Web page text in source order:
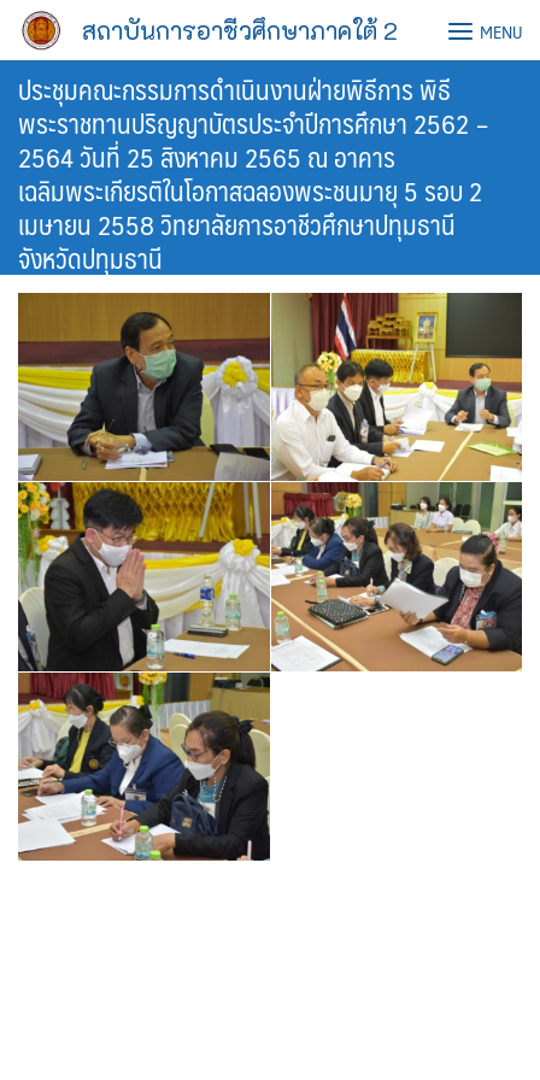
Skip
content
สถาบันการอาชีวศึกษาภาคใต้ 2 MENU
ประชุมคณะกรรมการดำเนินงานฝ่ายพิธีการ พิธี
พระราชทานปริญญาบัตรประจำปีการศึกษา 2562 –
2564 วันที่ 25 สิงหาคม 2565 ณ อาคาร
เฉลิมพระเกียรติในโอกาสฉลองพระชนมายุ 5 รอบ 2
เมษายน 2558 วิทยาลัยการอาชีวศึกษาปทุมธานี
จังหวัดปทุมธานี